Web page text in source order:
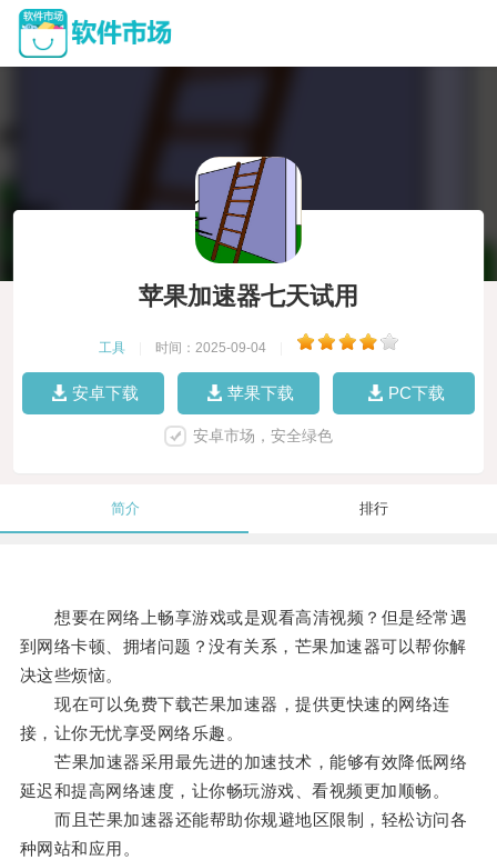
苹果加速器七天试用
工具 时间：2025-09-04
安卓下载 苹果下载 PC下载
安卓市场，安全绿色
简介 排行
想要在网络上畅享游戏或是观看高清视频？但是经常遇
到网络卡顿、拥堵问题？没有关系，芒果加速器可以帮你解
决这些烦恼。
现在可以免费下载芒果加速器，提供更快速的网络连
接，让你无忧享受网络乐趣。
芒果加速器采用最先进的加速技术，能够有效降低网络
延迟和提高网络速度，让你畅玩游戏、看视频更加顺畅。
而且芒果加速器还能帮助你规避地区限制，轻松访问各
种网站和应用。